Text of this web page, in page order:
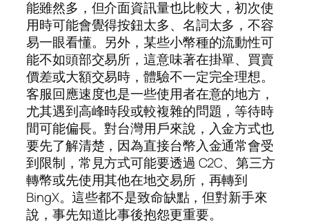
能雖然多，但介面資訊量也比較大，初次使
用時可能會覺得按鈕太多、名詞太多，不容
易一眼看懂。另外，某些小幣種的流動性可
能不如頭部交易所，這意味著在掛單、買賣
價差或大額交易時，體驗不一定完全理想。
客服回應速度也是一些使用者在意的地方，
尤其遇到高峰時段或較複雜的問題，等待時
間可能偏長。對台灣用戶來說，入金方式也
要先了解清楚，因為直接台幣入金通常會受
到限制，常見方式可能要透過 C2C、第三方
轉幣或先使用其他在地交易所，再轉到
BingX。這些都不是致命缺點，但對新手來
說，事先知道比事後抱怨更重要。